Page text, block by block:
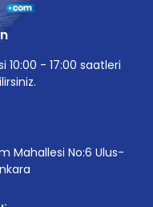
- 17:00 saatleri
Mahallesi No:6 Ulus-